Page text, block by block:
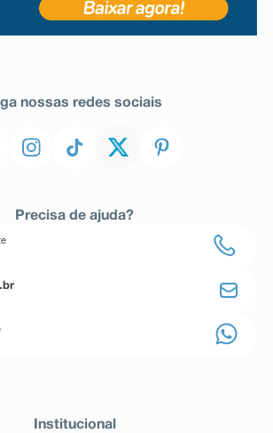
nossas redes sociais
Precisa de ajuda?
Institucional